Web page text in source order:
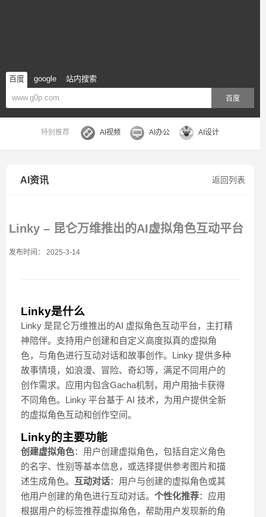
百度 google 站内搜索
百度
特别推荐 AI视频 AI办公 AI设计
返回列表
AI资讯
Linky – 昆仑万维推出的AI虚拟角色互动平台
发布时间： 2025-3-14
Linky是什么
Linky 是昆仑万维推出的AI 虚拟角色互动平台，主打精
神陪伴。支持用户创建和自定义高度拟真的虚拟角
色，与角色进行互动对话和故事创作。Linky 提供多种
故事情境，如浪漫、冒险、奇幻等，满足不同用户的
创作需求。应用内包含Gacha机制，用户用抽卡获得
不同角色。Linky 平台基于 AI 技术，为用户提供全新
的虚拟角色互动和创作空间。
Linky的主要功能
创建虚拟角色：用户创建虚拟角色，包括自定义角色
的名字、性别等基本信息，或选择提供参考图片和描
述生成角色。 互动对话：用户与创建的虚拟角色或其
他用户创建的角色进行互动对话。 个性化推荐：应用
根据用户的标签推荐虚拟角色，帮助用户发现新的角